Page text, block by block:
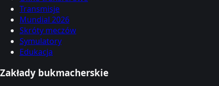
Transmisje
Mundial 2026
Skróty meczów
Symulatory
Edukacja
Zakłady bukmacherskie